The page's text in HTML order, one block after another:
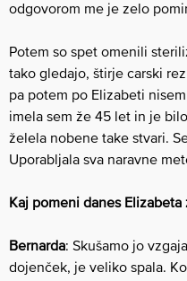
odgovorom me je zelo
Potem so spet omenili
tako gledajo, štirje carski
pa potem po Elizabeti
imela sem že 45 let in je
želela nobene take stvari.
Uporabljala sva naravne
Kaj pomeni danes Elizabeta
Bernarda: Skušamo jo
dojenček, je veliko spala.